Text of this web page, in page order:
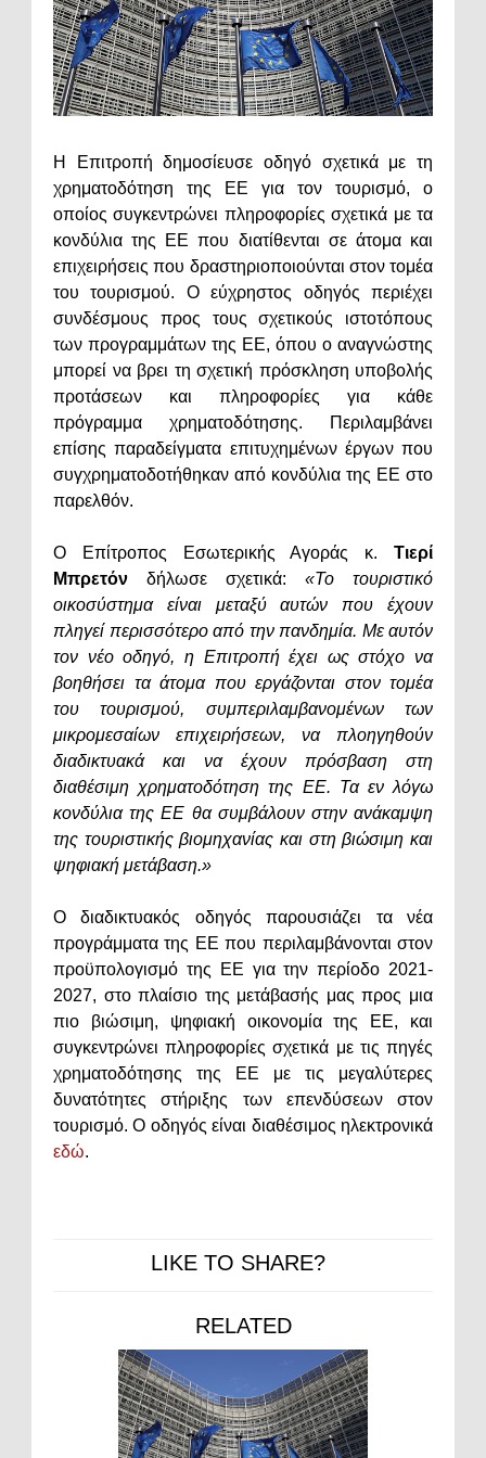
Η Επιτροπή δημοσίευσε οδηγό σχετικά με τη
χρηματοδότηση της ΕΕ για τον τουρισμό, ο
οποίος συγκεντρώνει πληροφορίες σχετικά με τα
κονδύλια της ΕΕ που διατίθενται σε άτομα και
επιχειρήσεις που δραστηριοποιούνται στον τομέα
του τουρισμού. Ο εύχρηστος οδηγός περιέχει
συνδέσμους προς τους σχετικούς ιστοτόπους
των προγραμμάτων της ΕΕ, όπου ο αναγνώστης
μπορεί να βρει τη σχετική πρόσκληση υποβολής
προτάσεων και πληροφορίες για κάθε
πρόγραμμα χρηματοδότησης. Περιλαμβάνει
επίσης παραδείγματα επιτυχημένων έργων που
συγχρηματοδοτήθηκαν από κονδύλια της ΕΕ στο
παρελθόν.
Ο Επίτροπος Εσωτερικής Αγοράς κ. Τιερί
Μπρετόν δήλωσε σχετικά: «Το τουριστικό
οικοσύστημα είναι μεταξύ αυτών που έχουν
πληγεί περισσότερο από την πανδημία. Με αυτόν
τον νέο οδηγό, η Επιτροπή έχει ως στόχο να
βοηθήσει τα άτομα που εργάζονται στον τομέα
του τουρισμού, συμπεριλαμβανομένων των
μικρομεσαίων επιχειρήσεων, να πλοηγηθούν
διαδικτυακά και να έχουν πρόσβαση στη
διαθέσιμη χρηματοδότηση της ΕΕ. Τα εν λόγω
κονδύλια της ΕΕ θα συμβάλουν στην ανάκαμψη
της τουριστικής βιομηχανίας και στη βιώσιμη και
ψηφιακή μετάβαση.»
Ο διαδικτυακός οδηγός παρουσιάζει τα νέα
προγράμματα της ΕΕ που περιλαμβάνονται στον
προϋπολογισμό της ΕΕ για την περίοδο 2021-
2027, στο πλαίσιο της μετάβασής μας προς μια
πιο βιώσιμη, ψηφιακή οικονομία της ΕΕ, και
συγκεντρώνει πληροφορίες σχετικά με τις πηγές
χρηματοδότησης της ΕΕ με τις μεγαλύτερες
δυνατότητες στήριξης των επενδύσεων στον
τουρισμό. Ο οδηγός είναι διαθέσιμος ηλεκτρονικά
εδώ.
LIKE TO SHARE?
RELATED